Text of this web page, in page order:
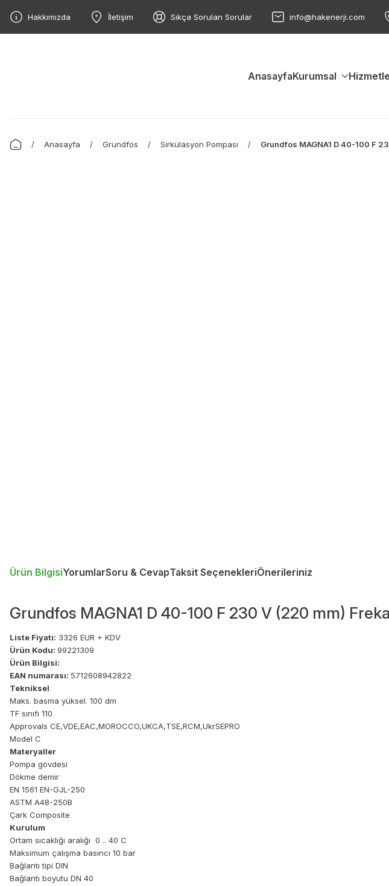
Hakkımızda İletişim Sıkça Sorulan Sorular info@hakenerji.com
AnasayfaKurumsal
Anasayfa Grundfos Sirkülasyon Pompası Grundfos MAGNA1 D 40-100 F
Ürün BilgisiYorumlarSoru & CevapTaksit SeçenekleriÖnerileriniz
Grundfos MAGNA1 D 40-100 F 230 V (220 mm)
Liste Fiyatı: 3326 EUR + KDV
Ürün Kodu: 99221309
Ürün Bilgisi:
EAN numarası: 5712608942822
Tekniksel
Maks. basma yüksel. 100 dm
TF sınıfı 110
Approvals CE,VDE,EAC,MOROCCO,UKCA,TSE,RCM,UkrSEPRO
Model C
Materyaller
Pompa gövdesi
Dökme demir
EN 1561 EN-GJL-250
ASTM A48-250B
Çark Composite
Kurulum
Ortam sıcaklığı aralığı 0 .. 40 C
Maksimum çalışma basıncı 10 bar
Bağlantı tipi DIN
Bağlantı boyutu DN 40